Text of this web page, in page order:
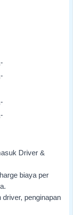
Driver &
biaya per
penginapan